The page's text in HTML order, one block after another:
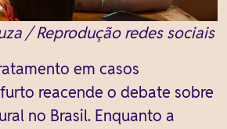
/ Reprodução redes sociais
em casos
reacende o debate sobre
no Brasil. Enquanto a